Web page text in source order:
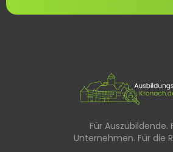
Für Auszubildende.
Unternehmen. Für die